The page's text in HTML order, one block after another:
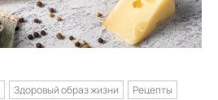
Здоровый образ жизни Рецепты